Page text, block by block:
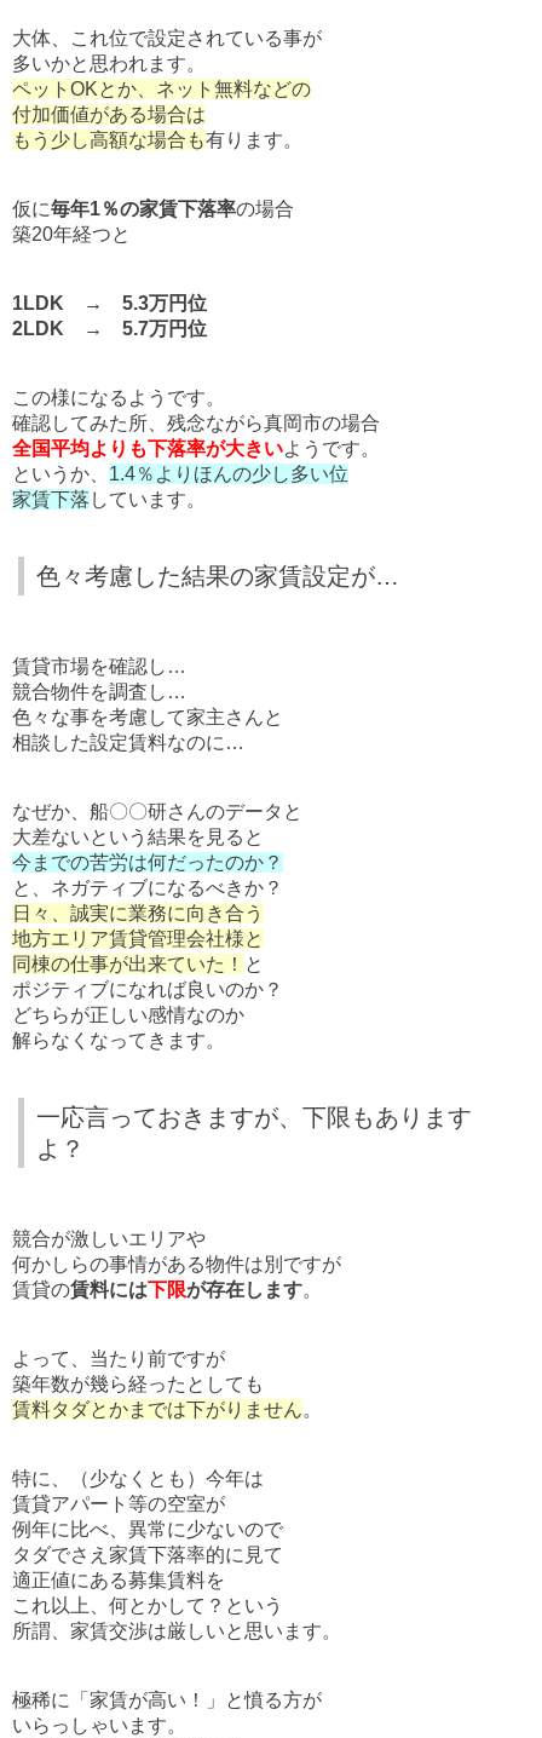
大体、これ位で設定されている事が
多いかと思われます。
ペットOKとか、ネット無料などの
付加価値がある場合は
もう少し高額な場合も有ります。
仮に毎年1％の家賃下落率の場合
築20年経つと
1LDK → 5.3万円位
2LDK → 5.7万円位
この様になるようです。
確認してみた所、残念ながら真岡市の場合
全国平均よりも下落率が大きいようです。
というか、 1.4％よりほんの少し多い位
家賃下落 しています。
色々考慮した結果の家賃設定が…
賃貸市場を確認し…
競合物件を調査し…
色々な事を考慮して家主さんと
相談した設定賃料なのに…
なぜか、船〇〇研さんのデータと
大差ないという結果を見ると
今までの苦労は何だったのか？
と、ネガティブになるべきか？
日々、誠実に業務に向き合う
地方エリア賃貸管理会社様と
同棟の仕事が出来ていた！ と
ポジティブになれば良いのか？
どちらが正しい感情なのか
解らなくなってきます。
一応言っておきますが、下限もあります
よ？
競合が激しいエリアや
何かしらの事情がある物件は別ですが
賃貸の賃料には下限が存在します。
よって、当たり前ですが
築年数が幾ら経ったとしても
賃料タダとかまでは下がりません。
特に、（少なくとも）今年は
賃貸アパート等の空室が
例年に比べ、異常に少ないので
タダでさえ家賃下落率的に見て
適正値にある募集賃料を
これ以上、何とかして？という
所謂、家賃交渉は厳しいと思います。
極稀に「家賃が高い！」と憤る方が
いらっしゃいます。